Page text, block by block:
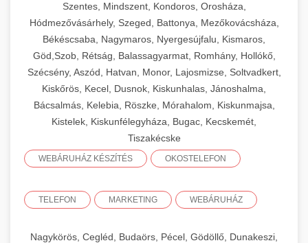
Szentes, Mindszent, Kondoros, Orosháza,
Hódmezővásárhely, Szeged, Battonya, Mezőkovácsháza,
Békéscsaba, Nagymaros, Nyergesújfalu, Kismaros,
Göd,Szob, Rétság, Balassagyarmat, Romhány, Hollókő,
Szécsény, Aszód, Hatvan, Monor, Lajosmizse, Soltvadkert,
Kiskőrös, Kecel, Dusnok, Kiskunhalas, Jánoshalma,
Bácsalmás, Kelebia, Röszke, Mórahalom, Kiskunmajsa,
Kistelek, Kiskunfélegyháza, Bugac, Kecskemét,
Tiszakécske
WEBÁRUHÁZ KÉSZÍTÉS OKOSTELEFON
TELEFON MARKETING WEBÁRUHÁZ
Nagykörös, Cegléd, Budaörs, Pécel, Gödöllő, Dunakeszi,